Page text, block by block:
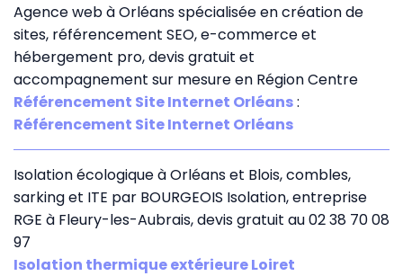
Agence web à Orléans spécialisée en création de
sites, référencement SEO, e-commerce et
hébergement pro, devis gratuit et
accompagnement sur mesure en Région Centre
Référencement Site Internet Orléans:
Référencement Site Internet Orléans
Isolation écologique à Orléans et Blois, combles,
sarking et ITE par BOURGEOIS Isolation, entreprise
RGE à Fleury-les-Aubrais, devis gratuit au 02 38 70 08
97
Isolation thermique extérieure Loiret